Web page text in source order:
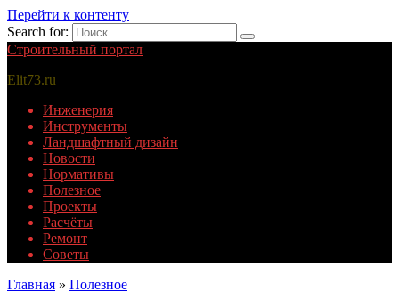
Перейти к контенту
Search for:
Строительный портал
Elit73.ru
Инженерия
Инструменты
Ландшафтный дизайн
Новости
Нормативы
Полезное
Проекты
Расчёты
Ремонт
Советы
Главная » Полезное